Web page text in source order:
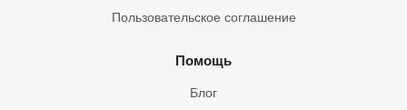
Пользовательское соглашение
Помощь
Блог